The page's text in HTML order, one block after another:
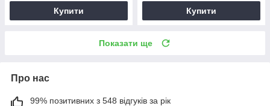
Купити Купити
Показати ще
Про нас
99% позитивних з 548 відгуків за рік